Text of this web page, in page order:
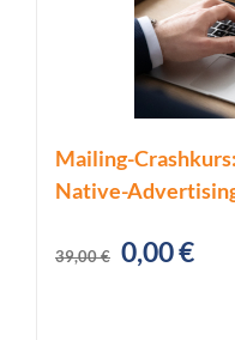
Mailing-
Native-
39,00€ 0,00€